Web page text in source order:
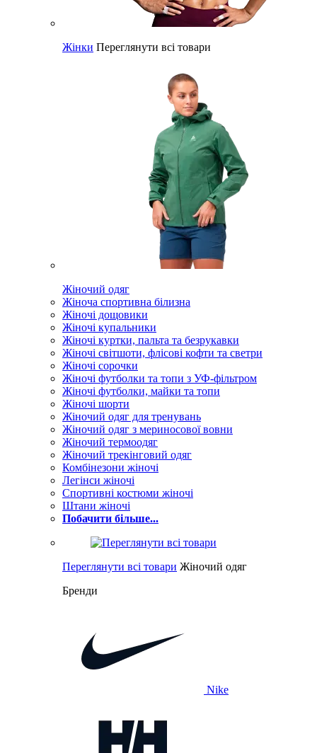
Жінки Переглянути всі товари
Жіночий одяг
Жіноча спортивна білизна
Жіночі дощовики
Жіночі купальники
Жіночі куртки, пальта та безрукавки
Жіночі світшоти, флісові кофти та светри
Жіночі сорочки
Жіночі футболки та топи з УФ-фільтром
Жіночі футболки, майки та топи
Жіночі шорти
Жіночий одяг для тренувань
Жіночий одяг з мериносової вовни
Жіночий термоодяг
Жіночий трекінговий одяг
Комбінезони жіночі
Легінси жіночі
Спортивні костюми жіночі
Штани жіночі
Побачити більше...
Переглянути всі товари Жіночий одяг
Бренди
Nike